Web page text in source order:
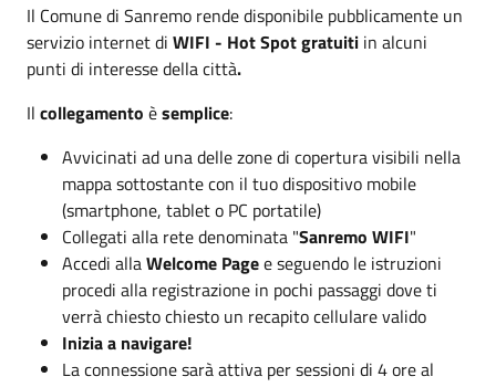
Il Comune di Sanremo rende disponibile pubblicamente un
servizio internetdi WIFI - Hot Spot gratuiti in alcuni
punti di interesse della città.
Il collegamento èsemplice:
Avvicinati ad una delle zone di copertura visibili nella
mappa sottostante con il tuo dispositivo mobile
(smartphone, tablet o PC portatile)
Collegati alla rete denominata "Sanremo WIFI"
Accedi allaWelcome Pagee seguendo le istruzioni
procedi alla registrazione in pochi passaggi dove ti
verrà chiesto chiesto un recapito cellulare valido
Inizia a navigare!
La connessione sarà attiva per sessioni di 4 ore al